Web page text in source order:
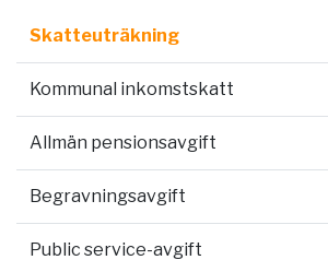
Skatteuträkning
Kommunal inkomstskatt
Allmän pensionsavgift
Begravningsavgift
Public service-avgift